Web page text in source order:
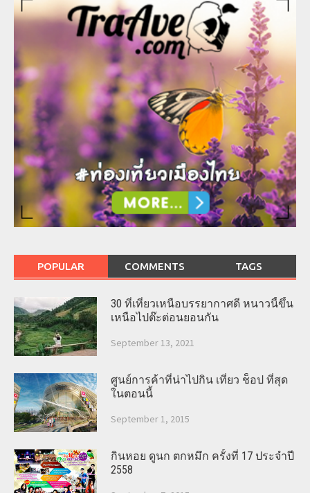
POPULAR COMMENTS TAGS
30 ที่เที่ยวเหนือบรรยากาศดี หนาวนี้ขึ้น
เหนือไปต๊ะต่อนยอนกัน
September 13, 2021
ศูนย์การค้าที่น่าไปกิน เที่ยว ช็อป ที่สุด
ในตอนนี้
September 1, 2015
กินหอย ดูนก ตกหมึก ครั้งที่ 17 ประจำปี
2558